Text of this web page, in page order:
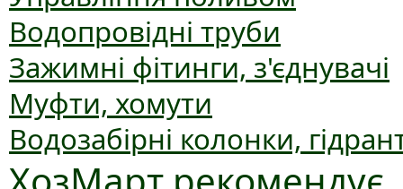
Водопровідні труби
Зажимні фітинги, з'єднувачі
Муфти, хомути
Водозабірні колонки,